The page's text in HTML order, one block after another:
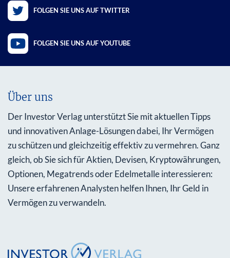
FOLGEN SIE UNS AUF TWITTER
FOLGEN SIE UNS AUF YOUTUBE
Über uns
Der Investor Verlag unterstützt Sie mit aktuellen Tipps
und innovativen Anlage-Lösungen dabei, Ihr Vermögen
zu schützen und gleichzeitig effektiv zu vermehren. Ganz
gleich, ob Sie sich für Aktien, Devisen, Kryptowährungen,
Optionen, Megatrends oder Edelmetalle interessieren:
Unsere erfahrenen Analysten helfen Ihnen, Ihr Geld in
Vermögen zu verwandeln.